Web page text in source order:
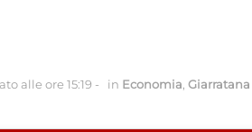
alle ore 15:19 - in Economia, Giarratana